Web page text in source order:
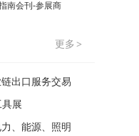
南会刊-参展商
更多 >
出口服务交易
展
、能源、照明